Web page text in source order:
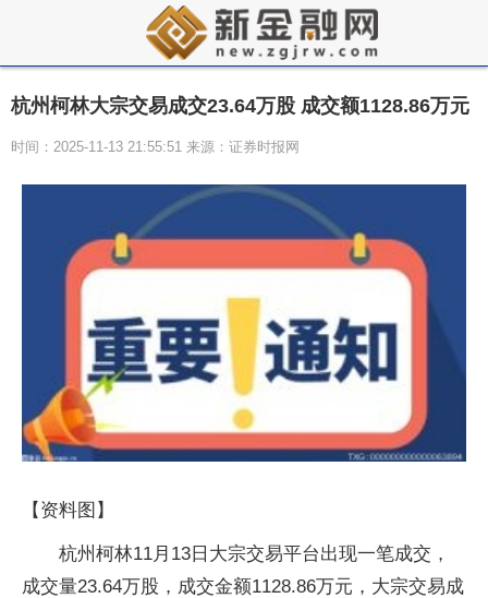
杭州柯林大宗交易成交23.64万股 成交额1128.86万元
时间：2025-11-13 21:55:51 来源：证券时报网
【资料图】
杭州柯林11月13日大宗交易平台出现一笔成交，
成交量23.64万股，成交金额1128.86万元，大宗交易成